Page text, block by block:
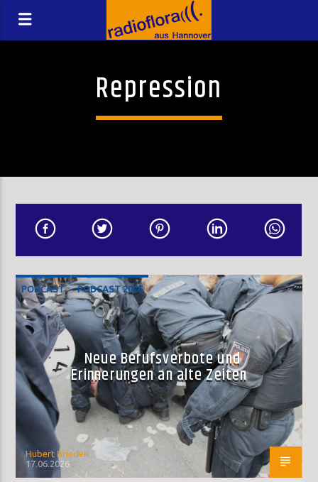
Repression
PODCAST PODCAST 2026
Neue Berufsverbote und
Erinnerungen an alte Zeiten
Hubert Brieden
17.06.2026